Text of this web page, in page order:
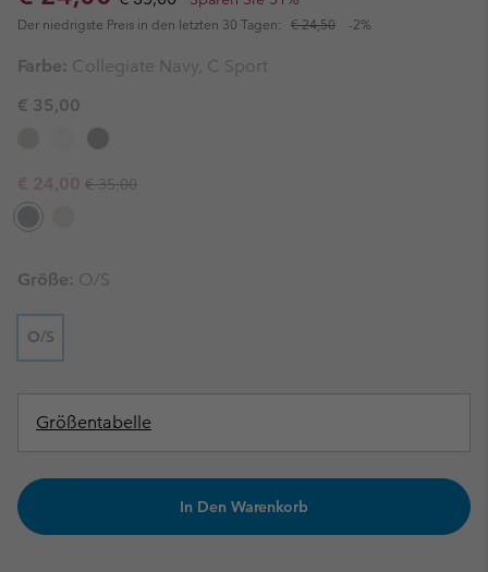
Der niedrigste Preis in den letzten 30 Tagen: € 24,50 -2%
Farbe: Collegiate Navy, C Sport
€ 35,00
Sale price:
€ 24,00 Regular price:
€ 35,00
Größe: O/S
O/S
Größentabelle
In Den Warenkorb